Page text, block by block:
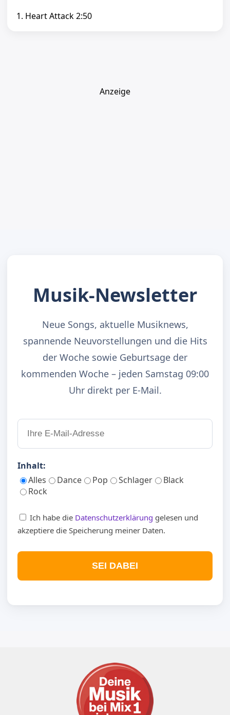
1. Heart Attack 2:50
Anzeige
Musik-Newsletter
Neue Songs, aktuelle Musiknews,
spannende Neuvorstellungen und die Hits
der Woche sowie Geburtsage der
kommenden Woche – jeden Samstag 09:00
Uhr direkt per E-Mail.
Inhalt:
Alles
Dance Pop Schlager
Black
Rock
Ich habe die Datenschutzerklärung gelesen und
akzeptiere die Speicherung meiner Daten.
SEI DABEI